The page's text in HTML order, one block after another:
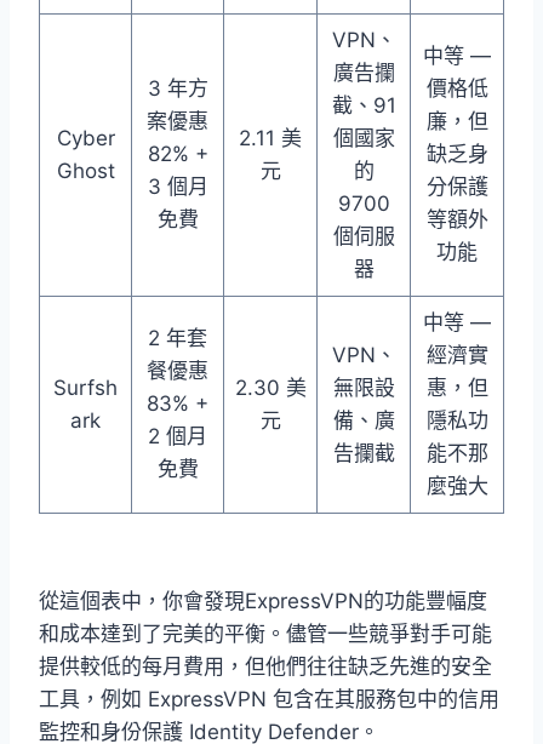
Cyber​​
Ghost
3 年方
案優惠
82% +
3 個月
免費
2.11 美
元
VPN、
廣告攔
截、91
個國家
的
9700
個伺服
器
中等 —
價格低
廉，但
缺乏身
分保護
等額外
功能
Surfsh
ark
2 年套
餐優惠
83% +
2 個月
免費
2.30 美
元
VPN、
無限設
備、廣
告攔截
中等 —
經濟實
惠，但
隱私功
能不那
麼強大
從這個表中，你會發現ExpressVPN的功能豐幅度
和成本達到了完美的平衡。儘管一些競爭對手可能
提供較低的每月費用，但他們往往缺乏先進的安全
工具，例如 ExpressVPN 包含在其服務包中的信用
監控和身份保護 Identity Defender。